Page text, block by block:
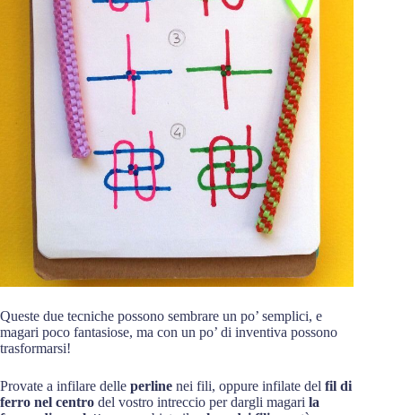
Queste due tecniche possono sembrare un po’ semplici, e
magari poco fantasiose, ma con un po’ di inventiva possono
trasformarsi!
Provate a infilare delle perline nei fili, oppure infilate del fil di
ferro nel centro del vostro intreccio per dargli magari la